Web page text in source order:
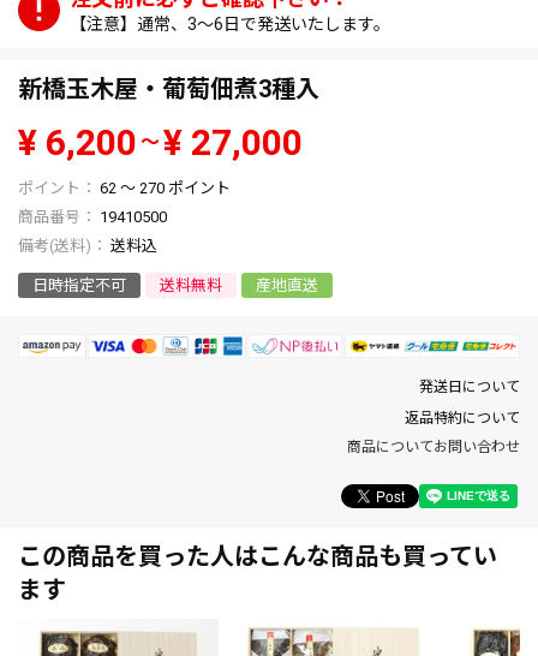
【注意】通常、3～6日で発送いたします。
新橋玉木屋・葡萄佃煮3種入
¥ 6,200 〜¥ 27,000
62 〜 270 ポイント
商品番号
19410500
送料込
日時指定不可 送料無料 産地直送
発送日について
返品特約について
商品についてお問い合わせ
この商品を買った人はこんな商品も買ってい
ます